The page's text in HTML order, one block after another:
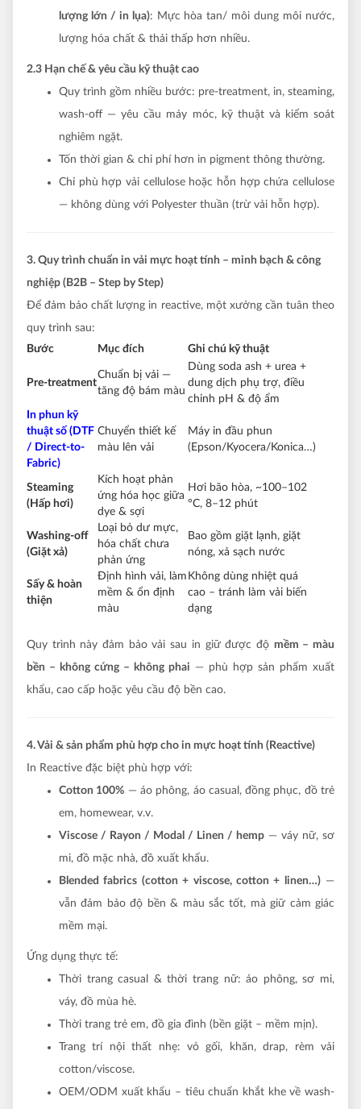
lượng lớn / in lụa): Mực hòa tan/ môi dung môi nước,
lượng hóa chất & thải thấp hơn nhiều.
2.3 Hạn chế & yêu cầu kỹ thuật cao
Quy trình gồm nhiều bước: pre-treatment, in, steaming,
wash-off — yêu cầu máy móc, kỹ thuật và kiểm soát
nghiêm ngặt.
Tốn thời gian & chi phí hơn in pigment thông thường.
Chỉ phù hợp vải cellulose hoặc hỗn hợp chứa cellulose
— không dùng với Polyester thuần (trừ vải hỗn hợp).
3. Quy trình chuẩn in vải mực hoạt tính – minh bạch & công
nghiệp (B2B – Step by Step)
Để đảm bảo chất lượng in reactive, một xưởng cần tuân theo
quy trình sau:
Bước
Mục đích Ghi chú kỹ thuật
Pre-treatment
Chuẩn bị vải —
tăng độ bám màu
Dùng soda ash + urea +
dung dịch phụ trợ, điều
chỉnh pH & độ ẩm
In phun kỹ
thuật số (DTF
/ Direct-to-
Fabric)
Chuyển thiết kế
màu lên vải
Máy in đầu phun
(Epson/Kyocera/Konica…)
Steaming
(Hấp hơi)
Kích hoạt phản
ứng hóa học giữa
dye & sợi
Hơi bão hòa, ~100–102
°C, 8–12 phút
Washing-off
(Giặt xả)
Loại bỏ dư mực,
hóa chất chưa
phản ứng
Bao gồm giặt lạnh, giặt
nóng, xả sạch nước
Sấy & hoàn
thiện
Định hình vải, làm
mềm & ổn định
màu
Không dùng nhiệt quá
cao – tránh làm vải biến
dạng
Quy trình này đảm bảo vải sau in giữ được độ mềm – màu
bền – không cứng – không phai — phù hợp sản phẩm xuất
khẩu, cao cấp hoặc yêu cầu độ bền cao.
4. Vải & sản phẩm phù hợp cho in mực hoạt tính (Reactive)
In Reactive đặc biệt phù hợp với:
Cotton 100% — áo phông, áo casual, đồng phục, đồ trẻ
em, homewear, v.v.
Viscose / Rayon / Modal / Linen / hemp — váy nữ, sơ
mi, đồ mặc nhà, đồ xuất khẩu.
Blended fabrics (cotton + viscose, cotton + linen…)—
vẫn đảm bảo độ bền & màu sắc tốt, mà giữ cảm giác
mềm mại.
Ứng dụng thực tế:
Thời trang casual & thời trang nữ: áo phông, sơ mi,
váy, đồ mùa hè.
Thời trang trẻ em, đồ gia đình (bền giặt – mềm mịn).
Trang trí nội thất nhẹ: vỏ gối, khăn, drap, rèm vải
cotton/viscose.
OEM/ODM xuất khẩu – tiêu chuẩn khắt khe về wash-